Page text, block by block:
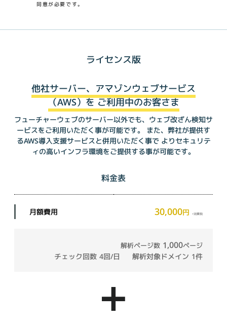
同意が必要です。
ライセンス版
他社サーバー、アマゾンウェブサービス
（AWS）をご利用中のお客さま
フューチャーウェブのサーバー以外でも、ウェブ改ざん検知サ
ービスをご利用いただく事が可能です。
また、弊社が提供す
るAWS導入支援サービスと併用いただく事でよりセキュリテ
ィの高いインフラ環境をご提供する事が可能です。
料金表
月額費用 30,000円 +消費税
解析ページ数 1,000ページ
チェック回数 4回/日 解析対象ドメイン 1件